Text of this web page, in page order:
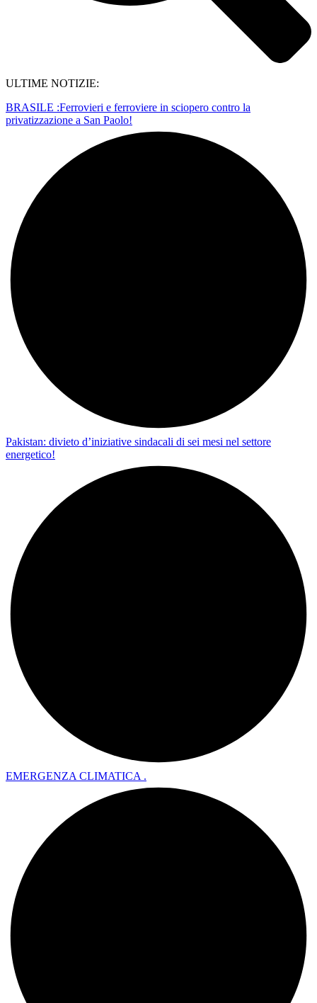
ULTIME NOTIZIE:
BRASILE :Ferrovieri e ferroviere in sciopero contro la
privatizzazione a San Paolo!
Pakistan: divieto d’iniziative sindacali di sei mesi nel settore
energetico!
EMERGENZA CLIMATICA .